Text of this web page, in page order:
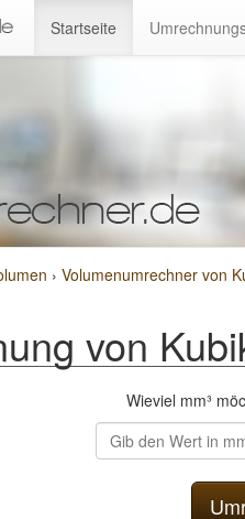
Startseite
› Volumenumrechner von
von
Wieviel mm³